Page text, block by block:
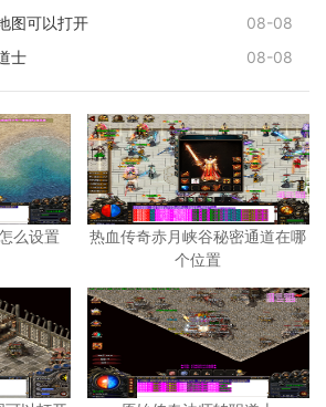
图可以打开
08-08
士
08-08
么设置
热血传奇赤月峡谷秘密通道在哪
个位置